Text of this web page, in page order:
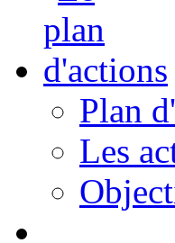
Plan
Les